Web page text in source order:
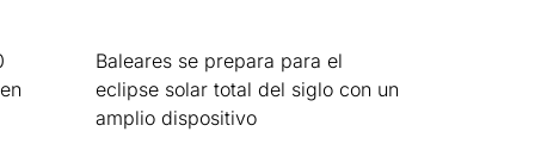
Baleares se prepara para el
eclipse solar total del siglo con un
amplio dispositivo